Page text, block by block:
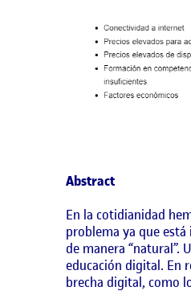
Abstract
En la cotidianidad
problema ya que
de manera “natural”.
educación digital. En
brecha digital, como